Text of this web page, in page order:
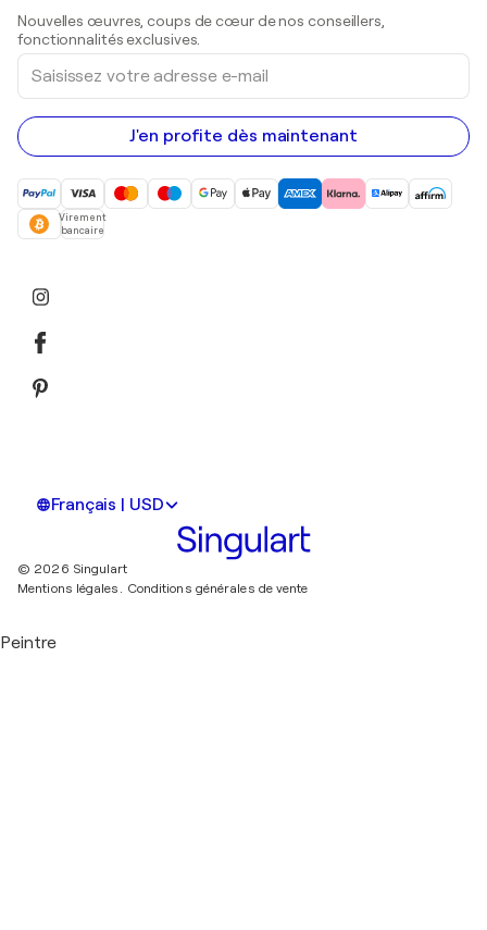
Peintures acryliques
Nouvelles œuvres, coups de cœur de nos conseillers,
fonctionnalités exclusives.
Saisissez
votre
adresse
e-
mail
J'en profite dès maintenant
Virement
bancaire
Français | USD
© 2026 Singulart
Mentions légales.
Conditions générales de vente
Peintre